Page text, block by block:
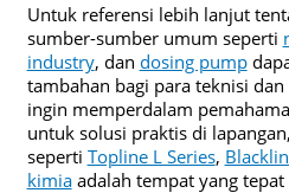
Untuk referensi lebih lanjut
sumber-sumber umum seperti
industry, dan dosing pump
tambahan bagi para teknisi
ingin memperdalam
untuk solusi praktis di
seperti Topline L Series,
kimiaadalah tempat yang